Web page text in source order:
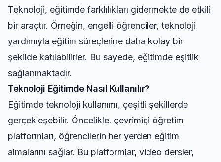
Teknoloji, eğitimde farklılıkları gidermekte de etkili
bir araçtır. Örneğin, engelli öğrenciler, teknoloji
yardımıyla eğitim süreçlerine daha kolay bir
şekilde katılabilirler. Bu sayede, eğitimde eşitlik
sağlanmaktadır.
Teknoloji Eğitimde Nasıl Kullanılır?
Eğitimde teknoloji kullanımı, çeşitli şekillerde
gerçekleşebilir. Öncelikle, çevrimiçi öğretim
platformları, öğrencilerin her yerden eğitim
almalarını sağlar. Bu platformlar, video dersler,